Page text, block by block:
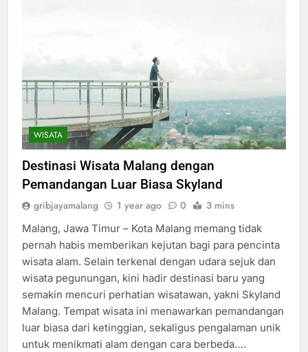
WISATA
Destinasi Wisata Malang dengan
Pemandangan Luar Biasa Skyland
gribjayamalang 1 year ago 0 3 mins
Malang, Jawa Timur – Kota Malang memang tidak
pernah habis memberikan kejutan bagi para pencinta
wisata alam. Selain terkenal dengan udara sejuk dan
wisata pegunungan, kini hadir destinasi baru yang
semakin mencuri perhatian wisatawan, yakni Skyland
Malang. Tempat wisata ini menawarkan pemandangan
luar biasa dari ketinggian, sekaligus pengalaman unik
untuk menikmati alam dengan cara berbeda….